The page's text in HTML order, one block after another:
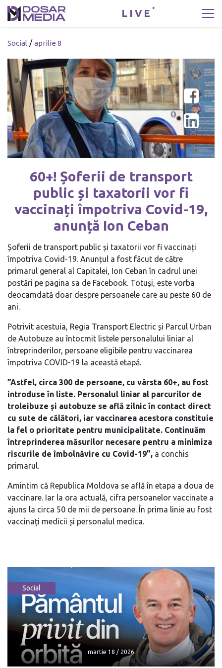
LIVE
Social /aprilie 8
60+! Șoferii de transport
public și taxatorii vor fi
vaccinați împotriva Covid-19,
anunță Ion Ceban
Șoferii de transport public și taxatorii vor fi vaccinați
împotriva Covid-19. Anunțul a fost făcut de către
primarul general al Capitalei, Ion Ceban în cadrul unei
postări pe pagina sa de Facebook. Totuși, este vorba
deocamdată doar despre persoanele care au peste 60 de
ani.
Potrivit acestuia, Regia Transport Electric și Parcul Urban
de Autobuze au întocmit listele personalului liniar al
întreprinderilor, persoane eligibile pentru vaccinarea
împotriva COVID-19 la această etapă.
”Astfel, circa 300 de persoane, cu vârsta 60+, au fost
introduse în liste. Personalul liniar al parcurilor de
troleibuze și autobuze se află zilnic în contact direct
cu sute de călători, iar vaccinarea acestora constituie
la fel o prioritate pentru municipalitate. Continuăm
întreprinderea măsurilor necesare pentru a minimiza
riscurile de îmbolnăvire cu Covid-19”, a conchis
primarul.
Amintim că Republica Moldova se află în etapa a doua de
vaccinare. Iar la ora actuală, cifra persoanelor vaccinate a
ajuns la circa 50 de mii de persoane. În prima linie au fost
vaccinați medicii și personalul medica.
Social
martie 18 / 2026